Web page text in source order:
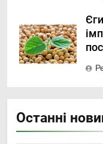
Останні